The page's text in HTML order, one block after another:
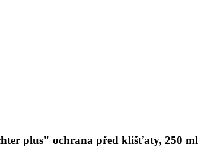
plus" ochrana před klíšťaty, 250 ml